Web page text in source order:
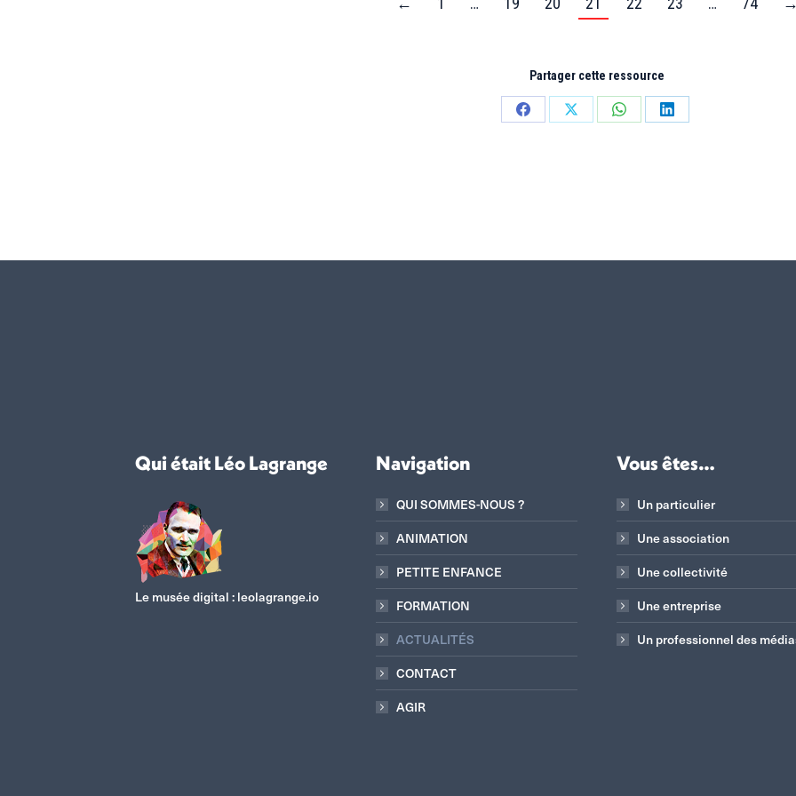
Partager cette ressource
PartagerPartagerPartagerPartager
Qui était Léo Lagrange
Le musée digital : leolagrange.io
Navigation
QUI SOMMES-NOUS ?
ANIMATION
PETITE ENFANCE
FORMATION
ACTUALITÉS
CONTACT
AGIR
Vous êtes…
Un particulier
Une association
Une collectivité
Une entreprise
Un professionnel des